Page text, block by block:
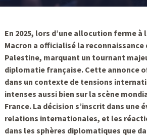
En 2025, lors d’une allocution ferme à
Macron a officialisé la reconnaissance
Palestine, marquant un tournant
diplomatie française. Cette annonce
dans un contexte de tensions
intenses aussi bien sur la scène
France. La décision s’inscrit dans une
relations internationales, et les
dans les sphères diplomatiques que